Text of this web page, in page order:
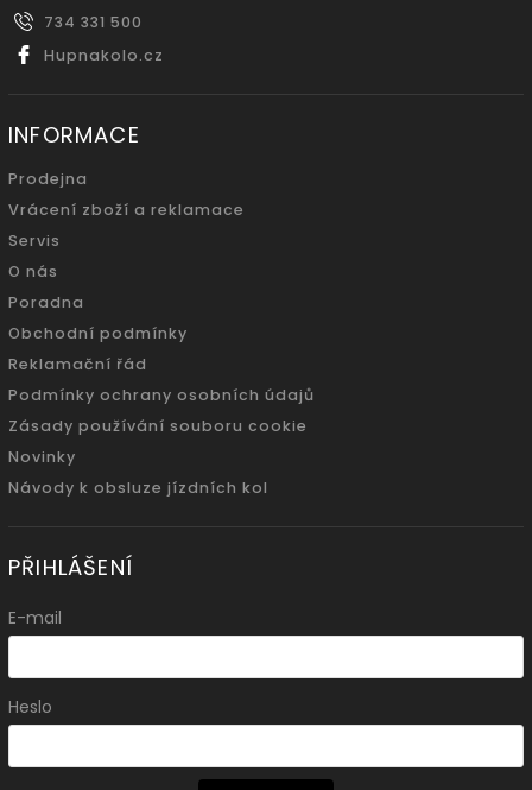
734 331 500
Hupnakolo.cz
INFORMACE
Prodejna
Vrácení zboží a reklamace
Servis
O nás
Poradna
Obchodní podmínky
Reklamační řád
Podmínky ochrany osobních údajů
Zásady používání souboru cookie
Novinky
Návody k obsluze jízdních kol
PŘIHLÁŠENÍ
E-mail
Heslo